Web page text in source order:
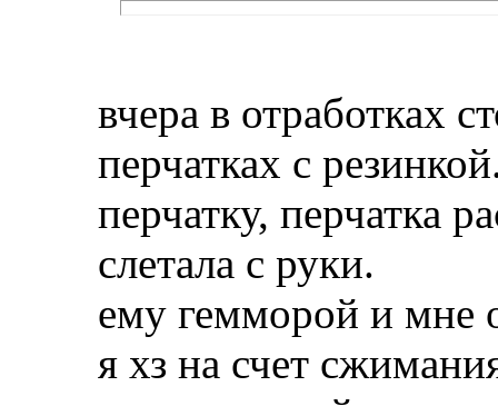
вчера в отработках
перчатках с
перчатку, перчатка
слетала с руки.
ему гемморой и мне
я хз на счет